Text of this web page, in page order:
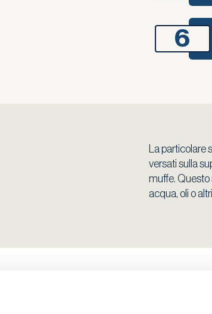
6
La
versati sulla
muffe. Questo
acqua, oli o
al fuoco
La resistenza
Grazie alla